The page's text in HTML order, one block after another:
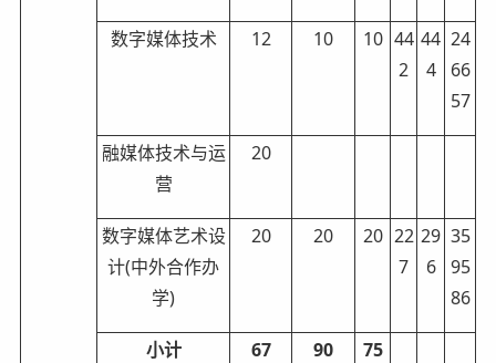
数字媒体技术 12 10 10 44
2
44
4
24
66
57
融媒体技术与运
营
20
数字媒体艺术设
计(中外合作办
学)
20 20 20 22
7
29
6
35
95
86
小计 67 90 75